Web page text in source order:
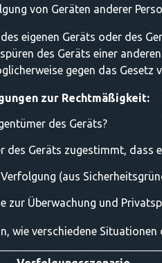
von Geräten anderer
eigenen Geräts oder des
des Geräts einer
gegen das Gesetz
zur Rechtmäßigkeit:
des Geräts?
des Geräts zugestimmt, dass
(aus
zur Überwachung und
wie verschiedene